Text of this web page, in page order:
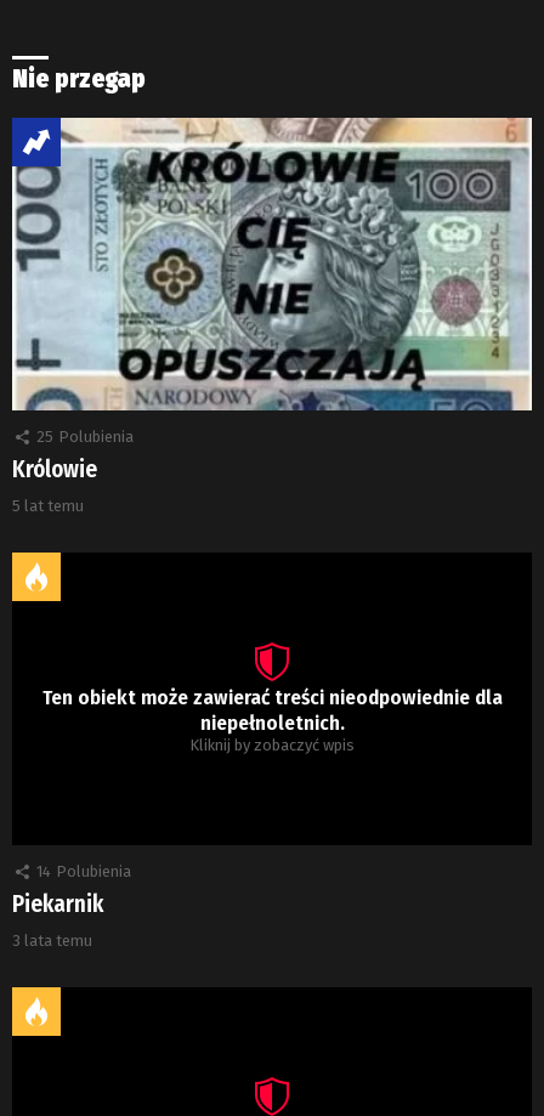
Nie przegap
25 Polubienia
Królowie
5 lat temu
Ten obiekt może zawierać treści nieodpowiednie dla
niepełnoletnich.
Kliknij by zobaczyć wpis
14 Polubienia
Piekarnik
3 lata temu